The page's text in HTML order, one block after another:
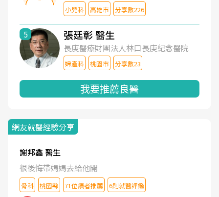
小兒科 高雄市 分享數226
5 張廷彰 醫生
長庚醫療財團法人林口長庚紀念醫院
婦產科 桃園市 分享數23
我要推薦良醫
網友就醫經驗分享
謝邦鑫 醫生
很後悔帶媽媽去給他開
骨科 桃園縣 71位讀者推薦 6則就醫評鑑